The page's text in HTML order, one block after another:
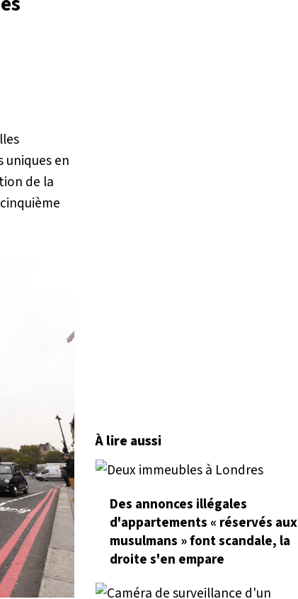
en
de la
À lire aussi
Des annonces illégales
d'appartements « réservés aux
musulmans » font scandale, la
droite s'en empare